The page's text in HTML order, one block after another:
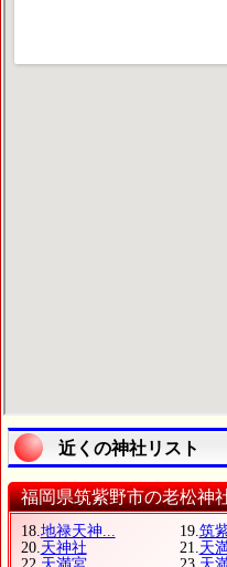
近くの神社リスト
福岡県筑紫野市の老松神
18.地禄天神... 19.筑
20.天神社 21.天